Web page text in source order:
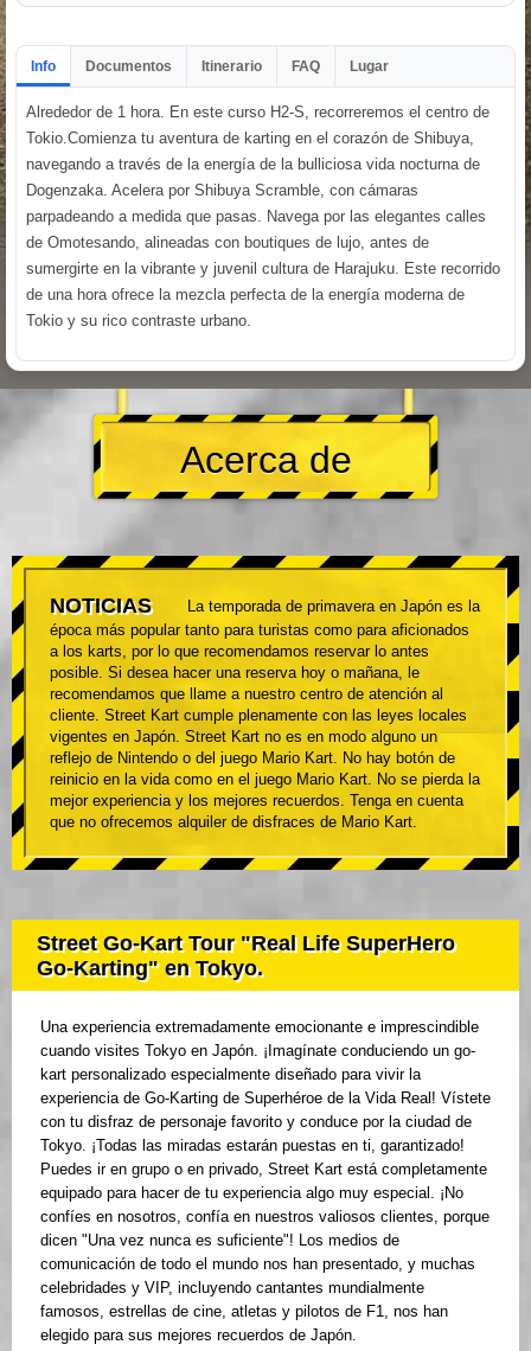
Info Documentos Itinerario FAQ Lugar
Alrededor de 1 hora. En este curso H2-S, recorreremos el centro de
Tokio.Comienza tu aventura de karting en el corazón de Shibuya,
navegando a través de la energía de la bulliciosa vida nocturna de
Dogenzaka. Acelera por Shibuya Scramble, con cámaras
parpadeando a medida que pasas. Navega por las elegantes calles
de Omotesando, alineadas con boutiques de lujo, antes de
sumergirte en la vibrante y juvenil cultura de Harajuku. Este recorrido
de una hora ofrece la mezcla perfecta de la energía moderna de
Tokio y su rico contraste urbano.
Acerca de
NOTICIAS
La temporada de primavera en Japón es la
época más popular tanto para turistas como para aficionados
a los karts, por lo que recomendamos reservar lo antes
posible. Si desea hacer una reserva hoy o mañana, le
recomendamos que llame a nuestro centro de atención al
cliente. Street Kart cumple plenamente con las leyes locales
vigentes en Japón. Street Kart no es en modo alguno un
reflejo de Nintendo o del juego Mario Kart. No hay botón de
reinicio en la vida como en el juego Mario Kart. No se pierda la
mejor experiencia y los mejores recuerdos. Tenga en cuenta
que no ofrecemos alquiler de disfraces de Mario Kart.
Street Go-Kart Tour "Real Life SuperHero
Go-Karting" en Tokyo.
Una experiencia extremadamente emocionante e imprescindible
cuando visites Tokyo en Japón. ¡Imagínate conduciendo un go-
kart personalizado especialmente diseñado para vivir la
experiencia de Go-Karting de Superhéroe de la Vida Real! Vístete
con tu disfraz de personaje favorito y conduce por la ciudad de
Tokyo. ¡Todas las miradas estarán puestas en ti, garantizado!
Puedes ir en grupo o en privado, Street Kart está completamente
equipado para hacer de tu experiencia algo muy especial. ¡No
confíes en nosotros, confía en nuestros valiosos clientes, porque
dicen "Una vez nunca es suficiente"! Los medios de
comunicación de todo el mundo nos han presentado, y muchas
celebridades y VIP, incluyendo cantantes mundialmente
famosos, estrellas de cine, atletas y pilotos de F1, nos han
elegido para sus mejores recuerdos de Japón.